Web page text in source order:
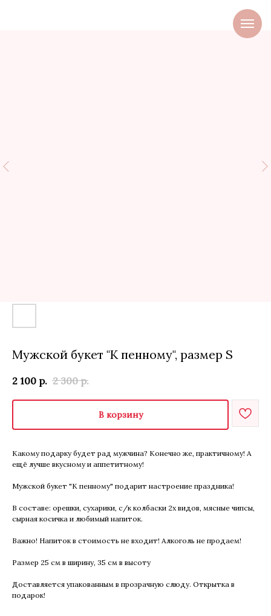
Мужской букет "К пенному", размер S
2 100 р. 2 300 р.
В корзину
Какому подарку будет рад мужчина? Конечно же, практичному! А
ещё лучше вкусному и аппетитному!
Мужской букет "К пенному" подарит настроение праздника!
В составе: орешки, сухарики, с/к колбаски 2х видов, мясные чипсы,
сырная косичка и любимый напиток.
Важно! Напиток в стоимость не входит! Алкоголь не продаем!
Размер 25 см в ширину, 35 см в высоту
Доставляется упакованным в прозрачную слюду. Открытка в
подарок!